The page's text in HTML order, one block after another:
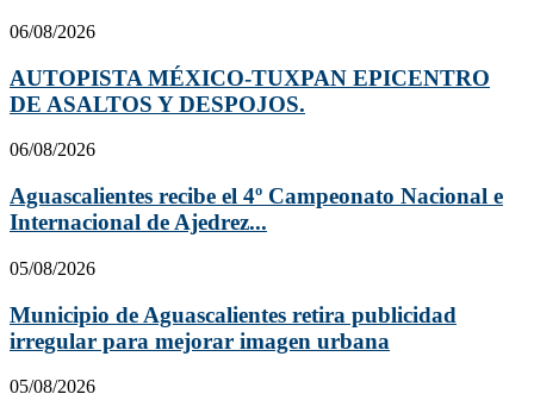
06/08/2026
AUTOPISTA MÉXICO-TUXPAN EPICENTRO
DE ASALTOS Y DESPOJOS.
06/08/2026
Aguascalientes recibe el 4º Campeonato Nacional e
Internacional de Ajedrez...
05/08/2026
Municipio de Aguascalientes retira publicidad
irregular para mejorar imagen urbana
05/08/2026